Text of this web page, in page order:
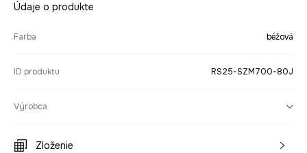
Údaje o produkte
Farba béžová
ID produktu RS25-SZM700-80J
Výrobca
Zloženie